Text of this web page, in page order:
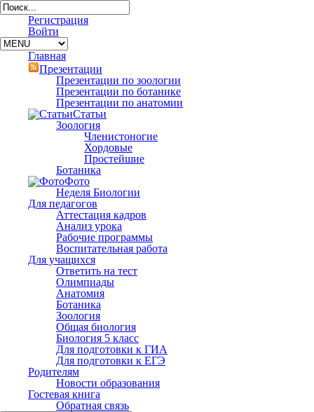
Регистрация
Войти
Главная
Презентации
Презентации по зоологии
Презентации по ботанике
Презентации по анатомии
Статьи
Зоология
Членистоногие
Хордовые
Простейшие
Ботаника
Фото
Неделя Биологии
Для педагогов
Аттестация кадров
Анализ урока
Рабочие программы
Воспитательная работа
Для учащихся
Ответить на тест
Олимпиады
Анатомия
Ботаника
Зоология
Общая биология
Биология 5 класс
Для подготовки к ГИА
Для подготовки к ЕГЭ
Родителям
Новости образования
Гостевая книга
Обратная связь